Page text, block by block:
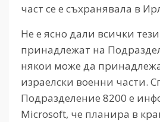
част се е съхранявала в
Не е ясно дали всички
принадлежат на
някои може да
израелски военни части.
Подразделение 8200 е
Microsoft, че планира в